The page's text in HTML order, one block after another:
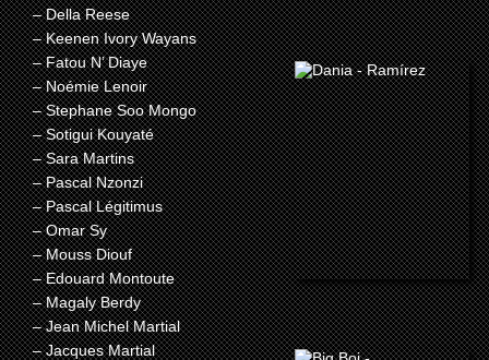
– Della Reese
– Keenen Ivory Wayans
– Fatou N’ Diaye
– Noémie Lenoir
– Stephane Soo Mongo
– Sotigui Kouyaté
– Sara Martins
– Pascal Nzonzi
– Pascal Légitimus
– Omar Sy
– Mouss Diouf
– Edouard Montoute
– Magaly Berdy
– Jean Michel Martial
– Jacques Martial